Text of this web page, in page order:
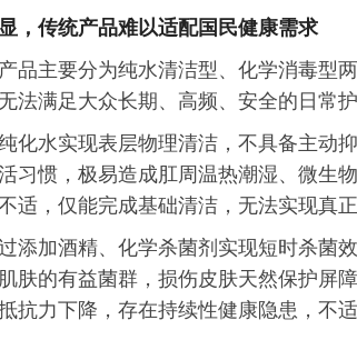
，传统产品难以适配国民健康需求
品主要分为纯水清洁型、化学消毒型
法满足大众长期、高频、安全的日常护
化水实现表层物理清洁，不具备主动
习惯，极易造成肛周温热潮湿、微生
适，仅能完成基础清洁，无法实现真
添加酒精、化学杀菌剂实现短时杀菌
肤的有益菌群，损伤皮肤天然保护屏
抗力下降，存在持续性健康隐患，不